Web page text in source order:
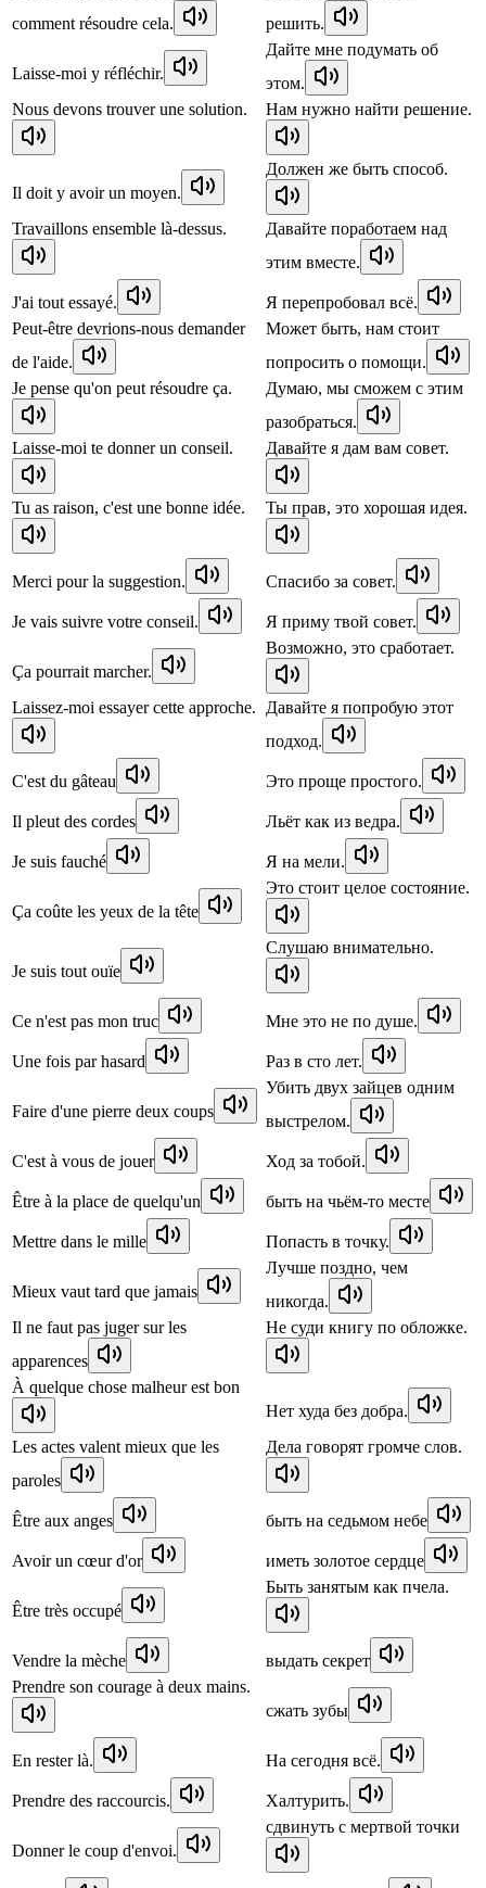
comment résoudre cela.
решить.
Laisse-moi y réfléchir.
Дайте мне подумать об
этом.
Nous devons trouver une solution.
Нам нужно найти решение.
Il doit y avoir un moyen.
Должен же быть способ.
Travaillons ensemble là-dessus.
Давайте поработаем над
этим вместе.
J'ai tout essayé.
Я перепробовал всё.
Peut-être devrions-nous demander
de l'aide.
Может быть, нам стоит
попросить о помощи.
Je pense qu'on peut résoudre ça.
Думаю, мы сможем с этим
разобраться.
Laisse-moi te donner un conseil.
Давайте я дам вам совет.
Tu as raison, c'est une bonne idée. Ты прав, это хорошая идея.
Merci pour la suggestion. Спасибо за совет.
Je vais suivre votre conseil. Я приму твой совет.
Ça pourrait marcher.
Возможно, это сработает.
Laissez-moi essayer cette approche.
Давайте я попробую этот
подход.
C'est du gâteau Это проще простого.
Il pleut des cordes Льёт как из ведра.
Je suis fauché Я на мели.
Ça coûte les yeux de la tête
Это стоит целое состояние.
Je suis tout ouïe
Слушаю внимательно.
Ce n'est pas mon truc Мне это не по душе.
Une fois par hasard Раз в сто лет.
Faire d'une pierre deux coups
Убить двух зайцев одним
выстрелом.
C'est à vous de jouer Ход за тобой.
Être à la place de quelqu'un быть на чьём-то месте
Mettre dans le mille Попасть в точку.
Mieux vaut tard que jamais
Лучше поздно, чем
никогда.
Il ne faut pas juger sur les
apparences
Не суди книгу по обложке.
À quelque chose malheur est bon
Нет худа без добра.
Les actes valent mieux que les
paroles
Дела говорят громче слов.
Être aux anges быть на седьмом небе
Avoir un cœur d'or иметь золотое сердце
Être très occupé
Быть занятым как пчела.
Vendre la mèche
выдать секрет
Prendre son courage à deux mains.
сжать зубы
En rester là. На сегодня всё.
Prendre des raccourcis. Халтурить.
Donner le coup d'envoi.
сдвинуть с мертвой точки